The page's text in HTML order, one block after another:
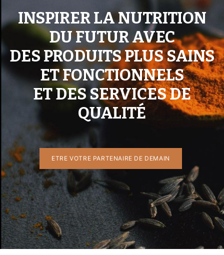
INSPIRER LA NUTRITION
DU FUTUR AVEC
DES PRODUITS PLUS SAINS
ET FONCTIONNELS
ET DES SERVICES DE
QUALITÉ
ETRE VO​​TRE PA​​RTENAIRE DE DEMAIN